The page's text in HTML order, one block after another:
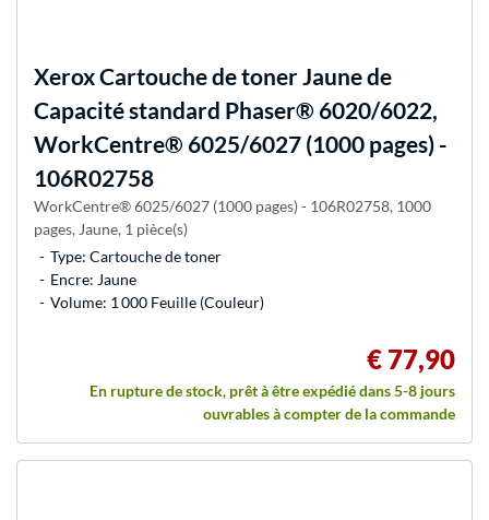
XeroxCartouche de toner Jaune de
Capacité standard Phaser® 6020/6022,
WorkCentre® 6025/6027 (1000 pages) -
106R02758
WorkCentre® 6025/6027 (1000 pages) - 106R02758, 1000
pages, Jaune, 1 pièce(s)
Type: Cartouche de toner
Encre: Jaune
Volume: 1 000 Feuille (Couleur)
€ 77,90
En rupture de stock, prêt à être expédié dans 5-8 jours
ouvrables à compter de la commande